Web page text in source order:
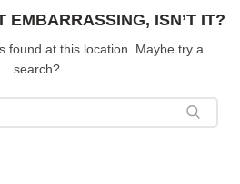
EMBARRASSING, ISN’T IT?
found at this location. Maybe try a
search?